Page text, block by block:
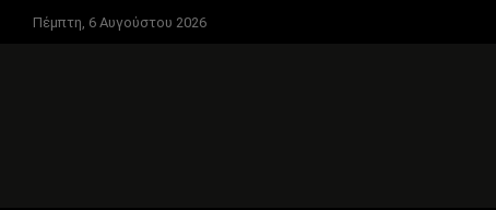
Πέμπτη, 6 Αυγούστου 2026